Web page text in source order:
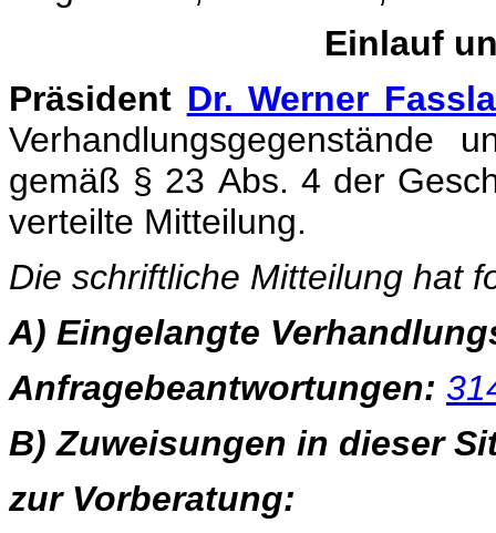
Einlauf
Präsident Dr. Werner
Verhandlungsgegenstände
gemäß § 23 Abs. 4 der
verteilte Mitteilung.
Die schriftliche Mitteilung hat
A) Eingelangte
Anfragebeantwortungen:
B) Zuweisungen in dieser
zur Vorberatung: